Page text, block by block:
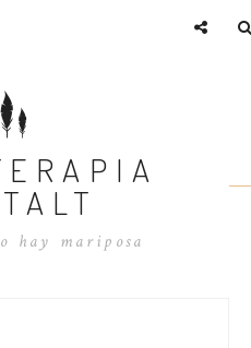
hay mariposa